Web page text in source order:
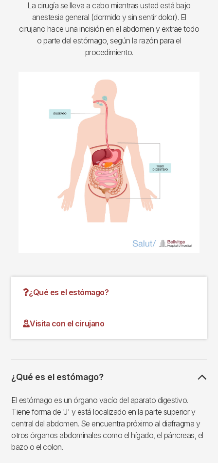
La cirugía se lleva a cabo mientras usted está bajo
anestesia general (dormido y sin sentir dolor). El
cirujano hace una incisión en el abdomen y extrae todo
o parte del estómago, según la razón para el
procedimiento.
¿Qué es el estómago?
Visita con el cirujano
¿Qué es el estómago?
El estómago es un órgano vacío del aparato digestivo.
Tiene forma de 'J' y está localizado en la parte superior y
central del abdomen. Se encuentra próximo al diafragma y
otros órganos abdominales como el hígado, el páncreas, el
bazo o el colon.